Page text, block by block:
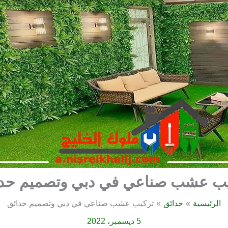
عشب صناعي في دبي وتصميم
الرئيسية حدائق تركيب عشب صناعي في دبي وتصميم حدائق
5 ديسمبر، 2022